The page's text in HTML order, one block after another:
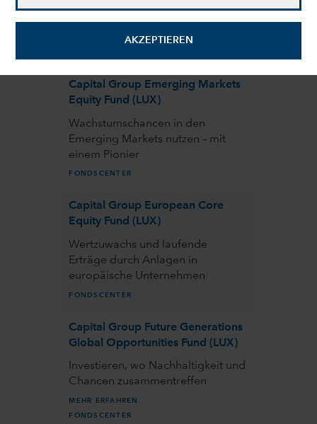
AKZEPTIEREN
Capital Group Emerging Markets
Equity Fund (LUX)
Wachstumschancen in den
Emerging Markets nutzen – mit
einem Pionier
FONDSCENTER
Capital Group European Core
Equity Fund (LUX)
Wertzuwachs und laufende
Erträge durch Anlagen in
europäische Unternehmen
FONDSCENTER
Capital Group Future Generations
Global Opportunities Fund (LUX)
Investieren, wo Nachhaltigkeit und
Chancen zusammentreffen
MEHR ERFAHREN
FONDSCENTER